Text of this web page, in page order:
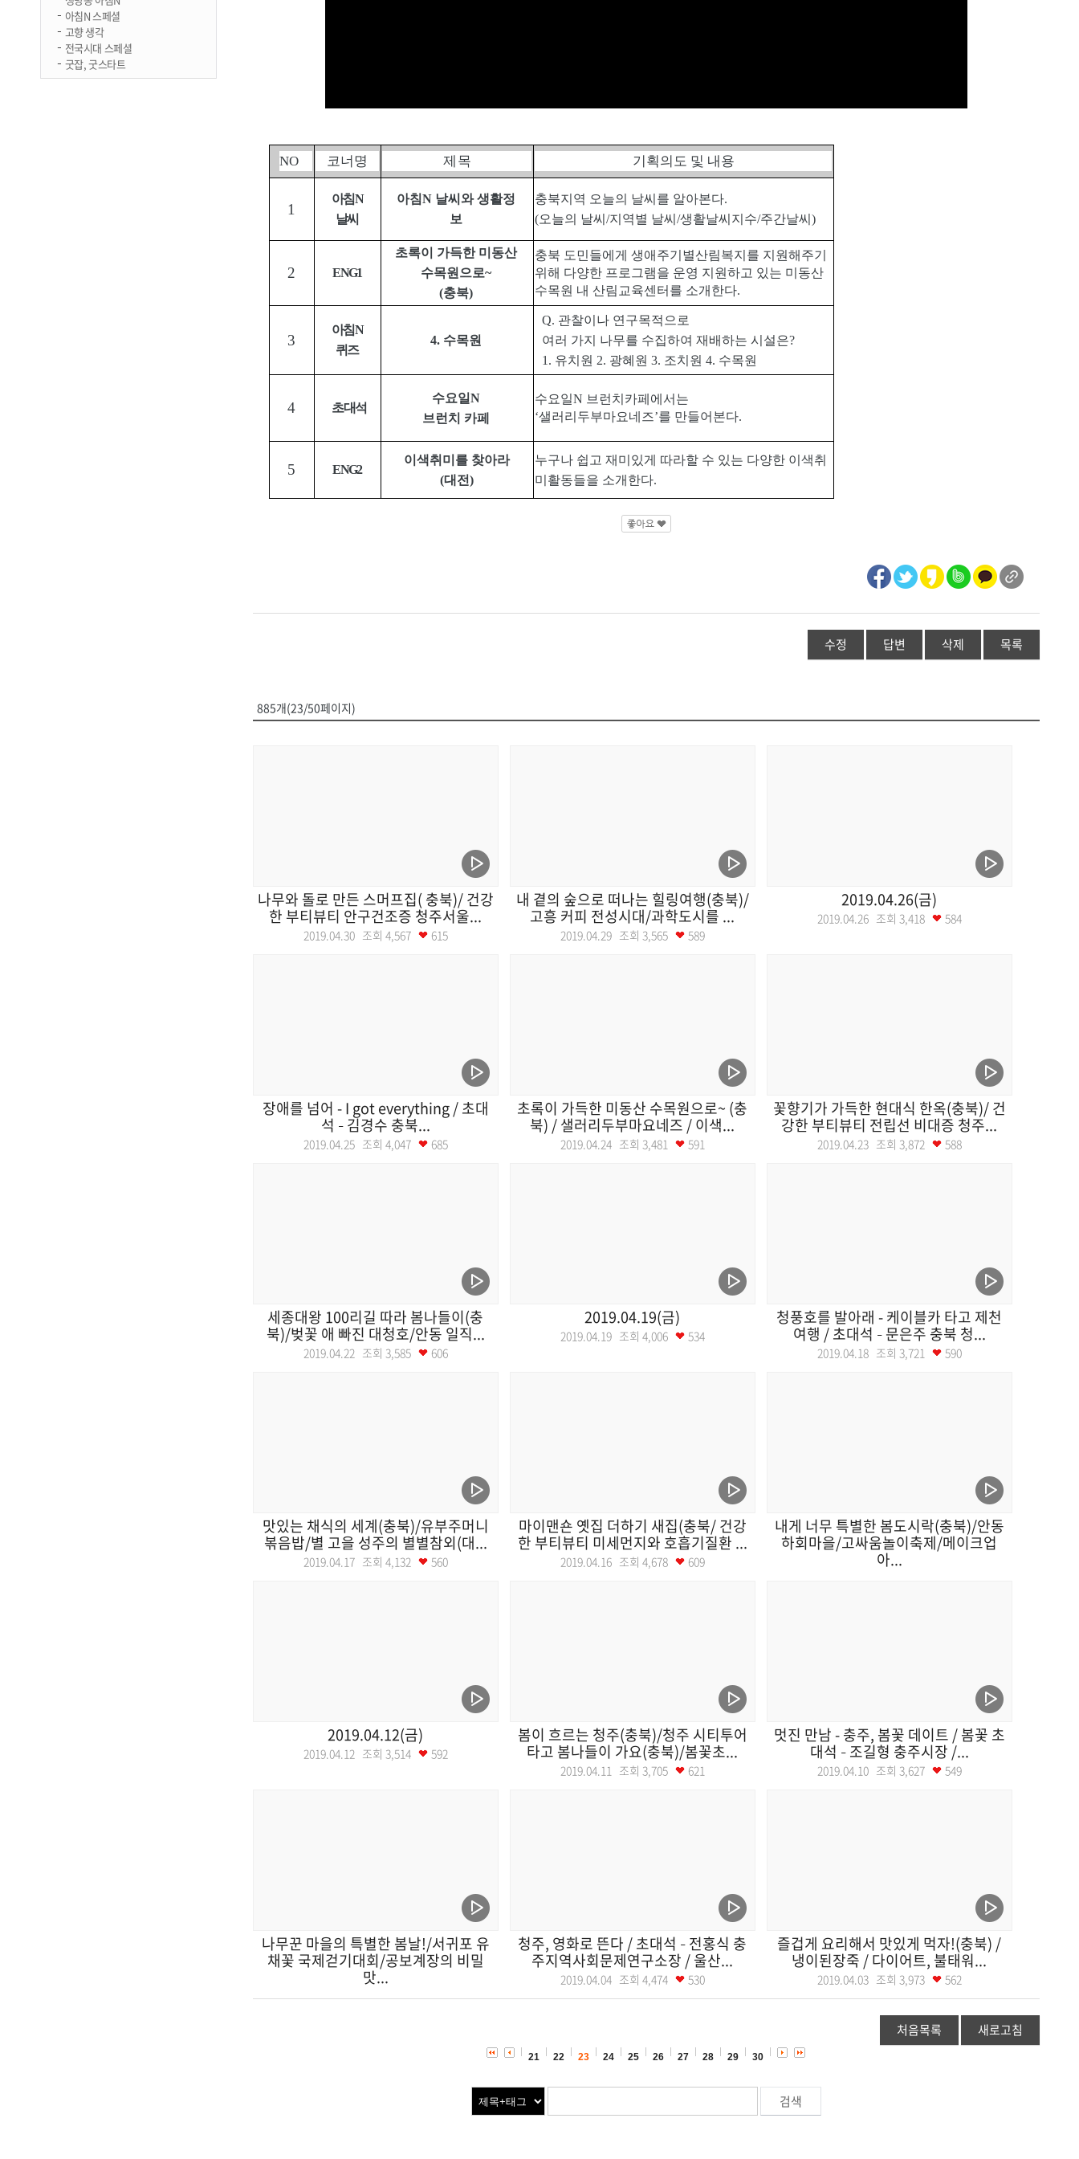
아침N 스페셜
고향 생각
전국시대 스페셜
굿잡, 굿스타트
NO 코너명 제 목 기획의도 및 내용
1
아침N
날씨
아침N 날씨와 생활정
보
충북지역 오늘의 날씨를 알아본다.
(오늘의 날씨/지역별 날씨/생활날씨지수/주간날씨)
2 ENG1
초록이 가득한 미동산
수목원으로~
(충북)
충북 도민들에게 생애주기별산림복지를 지원해주기
위해 다양한 프로그램을 운영 지원하고 있는 미동산
수목원 내 산림교육센터를 소개한다.
3
아침N
퀴즈
4. 수목원
Q. 관찰이나 연구목적으로
여러 가지 나무를 수집하여 재배하는 시설은?
1. 유치원 2. 광혜원3. 조치원4. 수목원
4 초대석
수요일N
브런치 카페
수요일N 브런치카페에서는
‘샐러리두부마요네즈’를 만들어본다.
5 ENG2
이색취미를 찾아라
(대전)
누구나 쉽고 재미있게 따라할 수 있는 다양한 이색취
미활동들을 소개한다.
수정 답변 삭제 목록
885개(23/50페이지)
나무와 돌로 만든 스머프집( 충북)/ 건강
한 부티뷰티 안구건조증 청주서울...
2019.04.30 조회 4,567 615
내 곁의 숲으로 떠나는 힐링여행(충북)/
고흥 커피 전성시대/과학도시를 ...
2019.04.29 조회 3,565 589
2019.04.26(금)
2019.04.26 조회 3,418 584
장애를 넘어 - I got everything / 초대
석 – 김경수 충북...
2019.04.25 조회 4,047 685
초록이 가득한 미동산 수목원으로~ (충
북) / 샐러리두부마요네즈 / 이색...
2019.04.24 조회 3,481 591
꽃향기가 가득한 현대식 한옥(충북)/ 건
강한 부티뷰티 전립선 비대증 청주...
2019.04.23 조회 3,872 588
세종대왕 100리길 따라 봄나들이(충
북)/벚꽃 애 빠진 대청호/안동 일직...
2019.04.22 조회 3,585 606
2019.04.19(금)
2019.04.19 조회 4,006 534
청풍호를 발아래 - 케이블카 타고 제천
여행 / 초대석 – 문은주 충북 청...
2019.04.18 조회 3,721 590
맛있는 채식의 세계(충북)/유부주머니
볶음밥/별 고을 성주의 별별참외(대...
2019.04.17 조회 4,132 560
마이맨숀 옛집 더하기 새집(충북/ 건강
한 부티뷰티 미세먼지와 호흡기질환 ...
2019.04.16 조회 4,678 609
내게 너무 특별한 봄도시락(충북)/안동
하회마을/고싸움놀이축제/메이크업
아...
2019.04.12(금)
2019.04.12 조회 3,514 592
봄이 흐르는 청주(충북)/청주 시티투어
타고 봄나들이 가요(충북)/봄꽃초...
2019.04.11 조회 3,705 621
멋진 만남 - 충주, 봄꽃 데이트 / 봄꽃 초
대석 – 조길형 충주시장 /...
2019.04.10 조회 3,627 549
나무꾼 마을의 특별한 봄날!/서귀포 유
채꽃 국제걷기대회/공보계장의 비밀
맛...
2019.04.08 조회4,108 559
청주, 영화로 뜬다 / 초대석 – 전홍식 충
주지역사회문제연구소장 / 울산...
2019.04.04 조회 4,474 530
즐겁게 요리해서 맛있게 먹자!(충북) /
냉이된장죽 / 다이어트, 불태워...
2019.04.03 조회 3,973 562
처음목록 새로고침
21 22 23 24 25 26 27 28 29 30